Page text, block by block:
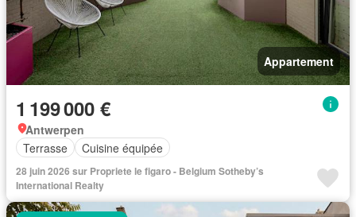
Appartement
1 199 000 €
Antwerpen
Terrasse
Cuisine équipée
28 juin 2026 sur Propriete le figaro - Belgium Sotheby’s
International Realty